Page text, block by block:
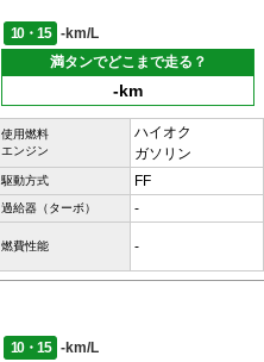
10・15
-km/L
満タンでどこまで走る？
-km
使用燃料
エンジン
ハイオク
ガソリン
駆動方式 FF
過給器（ターボ） -
燃費性能 -
10・15
-km/L